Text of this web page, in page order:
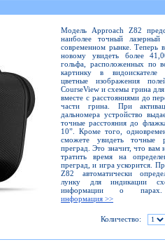
Модель Approach Z82
наиболее точный
современном рынке. Теперь
новому увидеть более
гольфа, расположенных по
картинку в видоискателе
цветные изображения
CourseView и схемы грина
вместе с расстояниями до
части грина. При
дальномера устройство
точные расстояния до
10”. Кроме того,
сможете увидеть точные
преград. Это значит, что вам
тратить время на
преград, и игра ускорится.
Z82 автоматически
лунку для индикации
информации о
информация >>
Количество: